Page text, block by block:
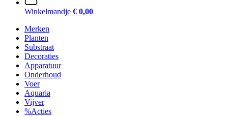
Winkelmandje € 0,00
Merken
Planten
Substraat
Decoraties
Apparatuur
Onderhoud
Voer
Aquaria
Vijver
%Acties